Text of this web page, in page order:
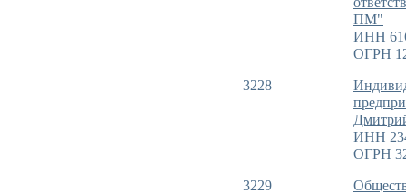
ПМ"
ИНН
ОГРН
3228
ИНН
ОГРН
3229